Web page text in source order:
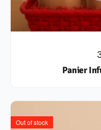
Panier
Out of stock